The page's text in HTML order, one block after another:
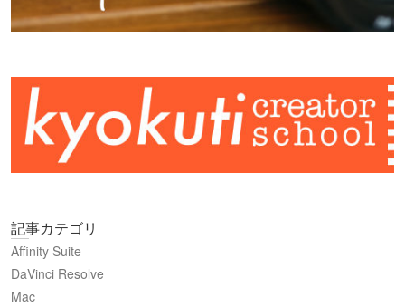
記事カテゴリ
Affinity Suite
DaVinci Resolve
Mac